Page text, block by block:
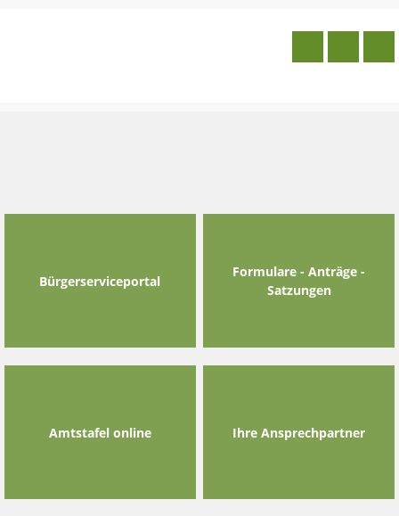
Bürgerserviceportal
Formulare - Anträge -
Satzungen
Amtstafel online Ihre Ansprechpartner